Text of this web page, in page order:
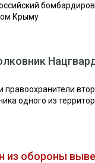
Крыму
правоохранители
одного из
из обороны